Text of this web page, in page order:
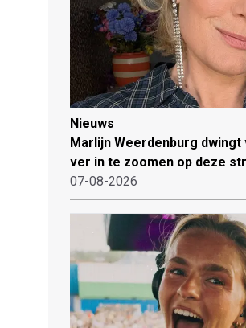
Nieuws
Marlijn Weerdenburg
ver in te zoomen op deze
07-08-2026